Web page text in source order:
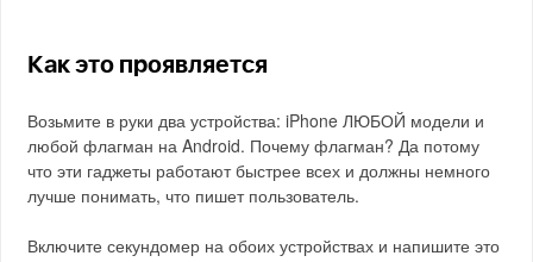
Как это проявляется
Возьмите в руки два устройства: iPhone ЛЮБОЙ модели и
любой флагман на Android. Почему флагман? Да потому
что эти гаджеты работают быстрее всех и должны немного
лучше понимать, что пишет пользователь.
Включите секундомер на обоих устройствах и напишите это